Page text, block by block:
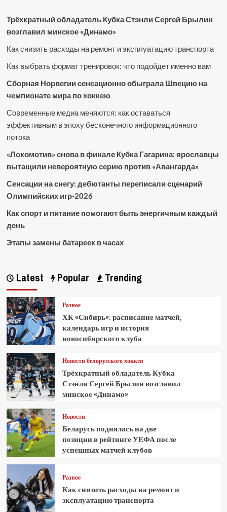
Трёхкратный обладатель Кубка Стэнли Сергей Брылин
возглавил минское «Динамо»
Как снизить расходы на ремонт и эксплуатацию транспорта
Как выбрать формат тренировок: что подойдет именно вам
Сборная Норвегии сенсационно обыграла Швецию на
чемпионате мира по хоккею
Современные медиа меняются: как оставаться
эффективным в эпоху бесконечного информационного
потока
«Локомотив» снова в финале Кубка Гагарина: ярославцы
вытащили невероятную серию против «Авангарда»
Сенсации на снегу: дебютанты переписали сценарий
Олимпийских игр-2026
Как спорт и питание помогают быть энергичным каждый
день
Этапы замены батареек в часах
Latest Popular Trending
Разное
ХК «Сибирь»: расписание матчей,
календарь игр и история
новосибирского клуба
Новости белорусского хоккея
Трёхкратный обладатель Кубка
Стэнли Сергей Брылин возглавил
минское «Динамо»
Новости
Беларусь поднялась на две
позиции в рейтинге УЕФА после
успешных матчей клубов
Разное
Как снизить расходы на ремонт и
эксплуатацию транспорта